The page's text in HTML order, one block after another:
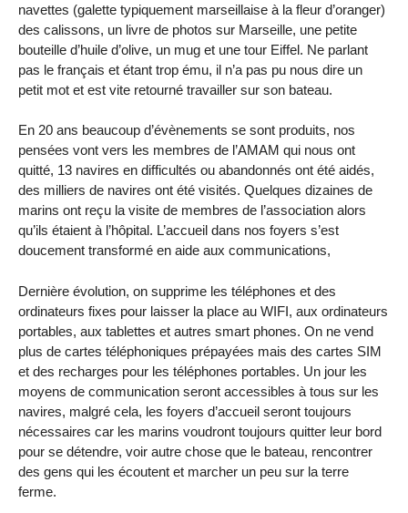
navettes (galette typiquement marseillaise à la fleur d’oranger)
des calissons, un livre de photos sur Marseille, une petite
bouteille d’huile d’olive, un mug et une tour Eiffel. Ne parlant
pas le français et étant trop ému, il n’a pas pu nous dire un
petit mot et est vite retourné travailler sur son bateau.
En 20 ans beaucoup d’évènements se sont produits, nos
pensées vont vers les membres de l’AMAM qui nous ont
quitté, 13 navires en difficultés ou abandonnés ont été aidés,
des milliers de navires ont été visités. Quelques dizaines de
marins ont reçu la visite de membres de l’association alors
qu’ils étaient à l’hôpital. L’accueil dans nos foyers s’est
doucement transformé en aide aux communications,
Dernière évolution, on supprime les téléphones et des
ordinateurs fixes pour laisser la place au WIFI, aux ordinateurs
portables, aux tablettes et autres smart phones. On ne vend
plus de cartes téléphoniques prépayées mais des cartes SIM
et des recharges pour les téléphones portables. Un jour les
moyens de communication seront accessibles à tous sur les
navires, malgré cela, les foyers d’accueil seront toujours
nécessaires car les marins voudront toujours quitter leur bord
pour se détendre, voir autre chose que le bateau, rencontrer
des gens qui les écoutent et marcher un peu sur la terre
ferme.